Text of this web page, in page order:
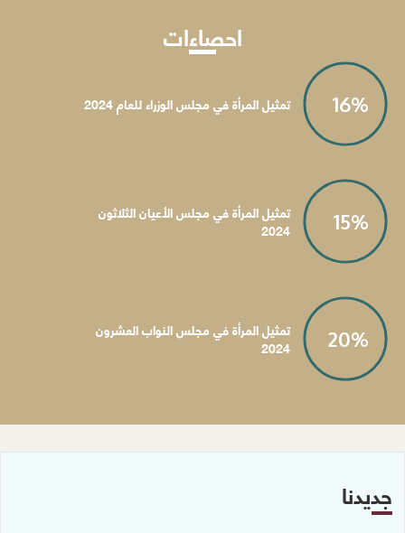
احصاءات
16% تمثيل المرأة في مجلس الوزراء للعام 2024
15%
تمثيل المرأة في مجلس الأعيان الثلاثون
2024
20%
تمثيل المرأة في مجلس النواب العشرون
2024
جديدنا